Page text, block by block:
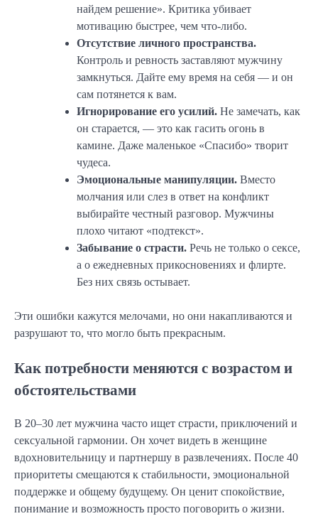
найдем решение». Критика убивает
мотивацию быстрее, чем что-либо.
Отсутствие личного пространства.
Контроль и ревность заставляют мужчину
замкнуться. Дайте ему время на себя — и он
сам потянется к вам.
Игнорирование его усилий. Не замечать, как
он старается, — это как гасить огонь в
камине. Даже маленькое «Спасибо» творит
чудеса.
Эмоциональные манипуляции. Вместо
молчания или слез в ответ на конфликт
выбирайте честный разговор. Мужчины
плохо читают «подтекст».
Забывание о страсти. Речь не только о сексе,
а о ежедневных прикосновениях и флирте.
Без них связь остывает.
Эти ошибки кажутся мелочами, но они накапливаются и
разрушают то, что могло быть прекрасным.
Как потребности меняются с возрастом и
обстоятельствами
В 20–30 лет мужчина часто ищет страсти, приключений и
сексуальной гармонии. Он хочет видеть в женщине
вдохновительницу и партнершу в развлечениях. После 40
приоритеты смещаются к стабильности, эмоциональной
поддержке и общему будущему. Он ценит спокойствие,
понимание и возможность просто поговорить о жизни.